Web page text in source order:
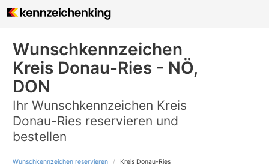
Wunschkennzeichen
Kreis Donau-Ries - NÖ,
DON
Ihr Wunschkennzeichen Kreis
Donau-Ries reservieren und
bestellen
Wunschkennzeichen reservieren Kreis Donau-Ries